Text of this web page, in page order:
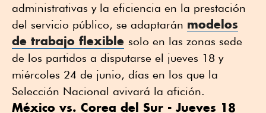
administrativas y la eficiencia en la prestación
del servicio público, se adaptarán modelos
de trabajo flexible solo en las zonas sede
de los partidos a disputarse el jueves 18 y
miércoles 24 de junio, días en los que la
Selección Nacional avivará la afición.
México vs. Corea del Sur - Jueves 18